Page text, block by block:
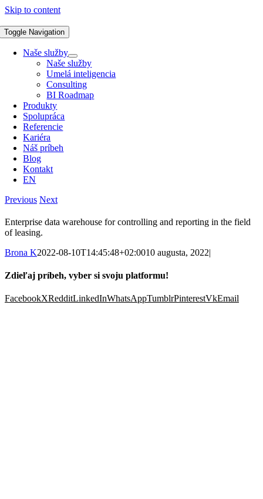
Skip to content
Toggle Navigation
Naše služby
Naše služby
Umelá inteligencia
Consulting
BI Roadmap
Produkty
Spolupráca
Referencie
Kariéra
Náš príbeh
Blog
Kontakt
EN
Previous Next
Enterprise data warehouse for controlling and reporting in the field
of leasing.
Brona K2022-08-10T14:45:48+02:0010 augusta, 2022|
Zdieľaj príbeh, vyber si svoju platformu!
FacebookXRedditLinkedInWhatsAppTumblrPinterestVkEmail